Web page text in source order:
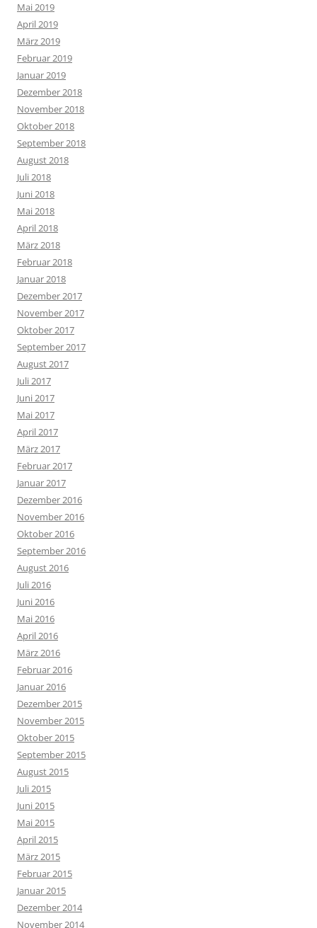
Mai 2019
April 2019
März 2019
Februar 2019
Januar 2019
Dezember 2018
November 2018
Oktober 2018
September 2018
August 2018
Juli 2018
Juni 2018
Mai 2018
April 2018
März 2018
Februar 2018
Januar 2018
Dezember 2017
November 2017
Oktober 2017
September 2017
August 2017
Juli 2017
Juni 2017
Mai 2017
April 2017
März 2017
Februar 2017
Januar 2017
Dezember 2016
November 2016
Oktober 2016
September 2016
August 2016
Juli 2016
Juni 2016
Mai 2016
April 2016
März 2016
Februar 2016
Januar 2016
Dezember 2015
November 2015
Oktober 2015
September 2015
August 2015
Juli 2015
Juni 2015
Mai 2015
April 2015
März 2015
Februar 2015
Januar 2015
Dezember 2014
November 2014